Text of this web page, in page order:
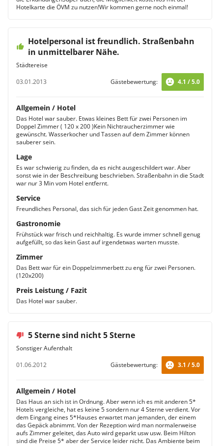
Hotelkarte die ÖVM zu nutzen!Wir kommen gerne noch einmal!
Hotelpersonal ist freundlich. Straßenbahn
in unmittelbarer Nähe.
Städtereise
03.01.2013
Gästebewertung: 4.1 / 5.0
Allgemein / Hotel
Das Hotel war sauber. Etwas kleines Bett für zwei Personen im
Doppel Zimmer ( 120 x 200 )Kein Nichtraucherzimmer wie
gewünscht. Wasserkocher und Tassen auf dem Zimmer können
sauberer sein.
Lage
Es war schwierig zu finden, da es nicht ausgeschildert war. Aber
sonst wie in der Beschreibung beschrieben. Straßenbahn in die Stadt
war nur 3 Min vom Hotel entfernt.
Service
Freundliches Personal, das sich für jeden Gast Zeit genommen hat.
Gastronomie
Frühstück war frisch und reichhaltig. Es wurde immer schnell genug
aufgefüllt, so das kein Gast auf irgendetwas warten musste.
Zimmer
Das Bett war für ein Doppelzimmerbett zu eng für zwei Personen.
(120x200)
Preis Leistung / Fazit
Das Hotel war sauber.
5 Sterne sind nicht 5 Sterne
Sonstiger Aufenthalt
01.06.2012
Gästebewertung: 3.1 / 5.0
Allgemein / Hotel
Das Haus an sich ist in Ordnung. Aber wenn ich es mit anderen 5*
Hotels vergleiche, hat es keine 5 sondern nur 4 Sterne verdient. Vor
dem Eingang eines 5*Hauses erwartet man jemanden, der einem
das Gepäck abnimmt. Von der Rezeption wird man normalerweise
aufs Zimmer geleitet, das Auto wird geparkt usw usw. Beim Hilton
sind die Preise 5* aber der Service leider nicht. Das Ambiente beim